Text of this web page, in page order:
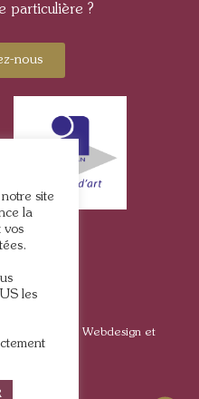
particulière ?
nous
– Bougies | Webdesign et
site
la
vos
les